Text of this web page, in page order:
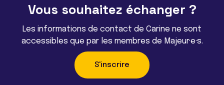
Vous souhaitez échanger ?
Les informations de contact de Carine ne sont
accessibles que par les membres de Majeur·e·s.
S'inscrire